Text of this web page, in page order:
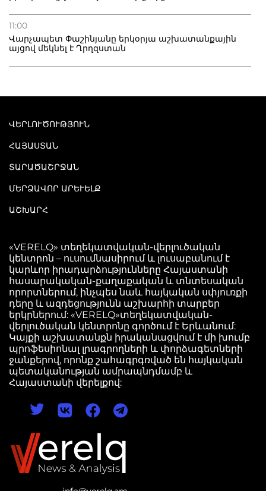
11:00
Վարչապետ Փաշինյանը երկօրյա աշխատանքային
այցով մեկնել է Ղրղզստան
ՎԵՐԼՈՒԾՈՒԹՅՈՒՆ
ՀԱՅԱՍՏԱՆ
ՏԱՐԱԾԱՇՐՋԱՆ
ՄԵՐՁԱՎՈՐ ԱՐԵՒԵԼՔ
ԱՇԽԱՐՀ
«VERELQ» տեղեկատվական-վերլուծական
կենտրոն – ուսումնասիրում և լուսաբանում է
կարևոր իրադարձությունները Հայաստանի
հասարակական-քաղաքական և տնտեսական
որորտներում, ինչպես նաև հայկական սփյուռքի
դերը և ազդեցությունն աշխարհի տարբեր
երկրներում: «VERELQ»տեղեկատվական-
վերլուծական կենտրոնը գործում է Երևանում:
Կայքի աշխատանքն իրականացվում է մի խումբ
պրոֆեսիոնալ լրագրողների և փորձագետների
ջանքերով, որոնք շահագրգռված են հայկական
պետականության ամրապնդմամբ և
Հայաստանի վերելքով: